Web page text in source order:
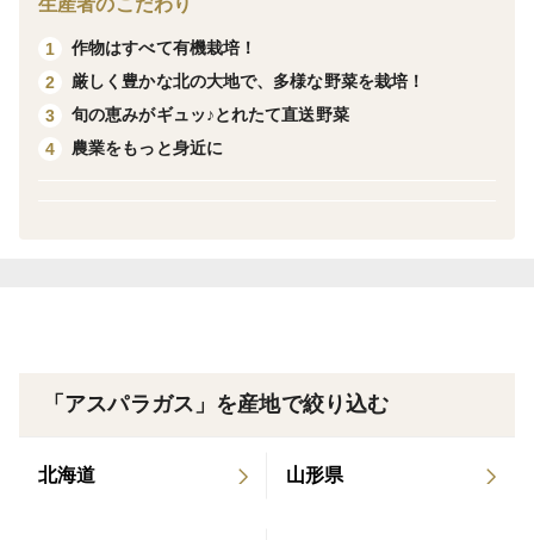
穂先が少し開き気味、胴体の多少の曲がり、キズを
含む・・・これらは直径１cm以上の物も含まれます。
※A級品の出品予定は今のところございません。
生産者のこだわり
1
作物はすべて有機栽培！
2
厳しく豊かな北の大地で、多様な野菜を栽培！
3
旬の恵みがギュッ♪とれたて直送野菜
4
農業をもっと身近に
「アスパラガス」を産地で絞り込む
北海道 山形県